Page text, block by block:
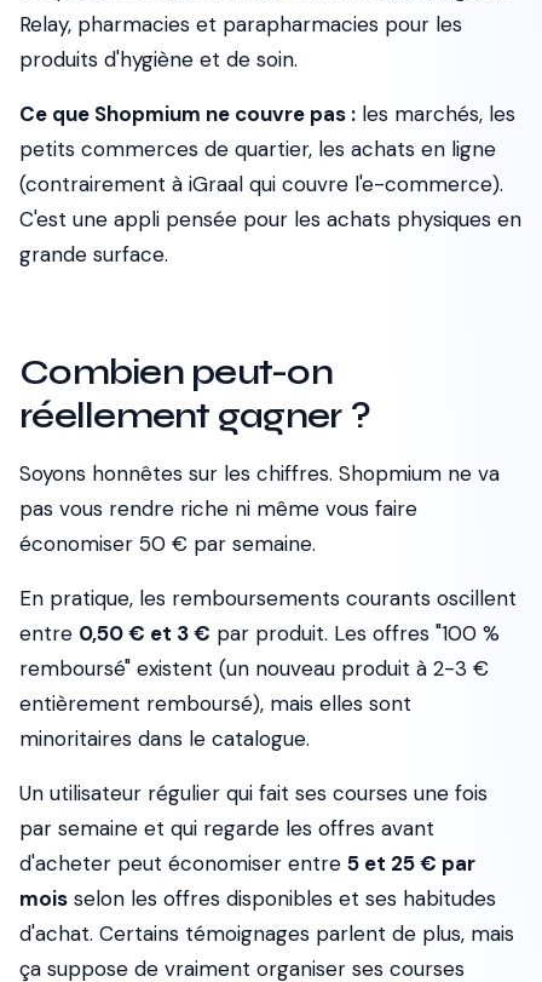
Relay, pharmacies et parapharmacies pour les
produits d'hygiène et de soin.
Ce que Shopmium ne couvre pas : les marchés, les
petits commerces de quartier, les achats en ligne
(contrairement à iGraal qui couvre l'e-commerce).
C'est une appli pensée pour les achats physiques en
grande surface.
Combien peut-on
réellement gagner ?
Soyons honnêtes sur les chiffres. Shopmium ne va
pas vous rendre riche ni même vous faire
économiser 50 € par semaine.
En pratique, les remboursements courants oscillent
entre 0,50 € et 3 € par produit. Les offres "100 %
remboursé" existent (un nouveau produit à 2-3 €
entièrement remboursé), mais elles sont
minoritaires dans le catalogue.
Un utilisateur régulier qui fait ses courses une fois
par semaine et qui regarde les offres avant
d'acheter peut économiser entre 5 et 25 € par
mois selon les offres disponibles et ses habitudes
d'achat. Certains témoignages parlent de plus, mais
ça suppose de vraiment organiser ses courses